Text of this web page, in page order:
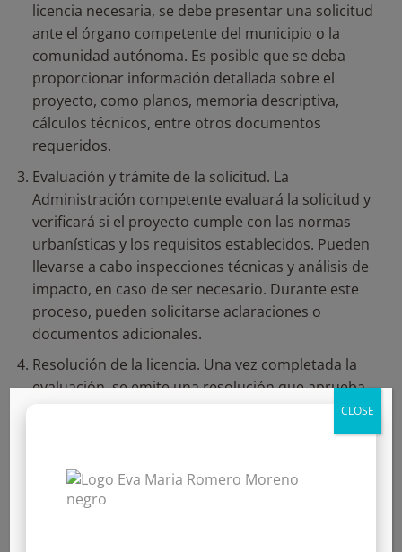
licencia necesaria, se debe presentar una solicitud
ante el órgano competente del municipio o la
comunidad autónoma. Es posible que se deba
proporcionar información detallada sobre el
proyecto, como planos, memoria descriptiva,
cálculos técnicos, entre otros documentos
requeridos.
Evaluación y trámite de la solicitud. La
Administración competente evaluará la solicitud y
verificará si el proyecto cumple con las normas
urbanísticas y los requisitos establecidos. Pueden
llevarse a cabo inspecciones técnicas y análisis de
impacto, en caso de ser necesario. Durante este
proceso, pueden solicitarse aclaraciones o
documentos adicionales.
Resolución de la licencia. Una vez completada la
evaluación, se emite una resolución que aprueba
o deniega la licencia urbanística solicitada. En caso
deben ser cumplidos durante la ejecución del
proyecto.
CLOSE